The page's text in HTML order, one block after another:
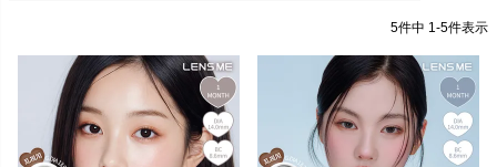
5件中 1-5件表示